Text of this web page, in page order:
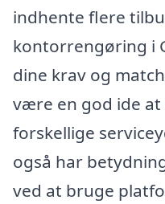
indhente flere
kontorrengøring i
dine krav og
være en god ide at
forskellige
også har
ved at bruge